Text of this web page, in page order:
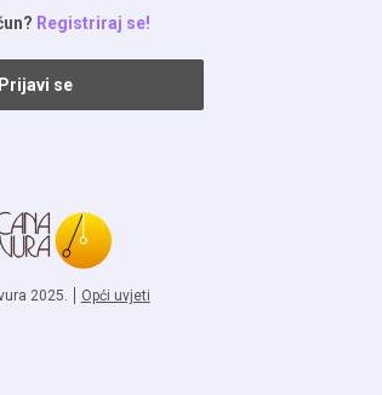
Registriraj se!
2025. Opći uvjeti